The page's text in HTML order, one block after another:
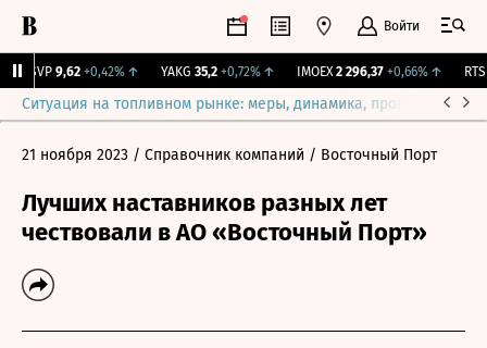
Войти
BISVP 9,62 +0,42%↑ YAKG 35,2 +0,72%↑ IMOEX 2 296,37 +0,66%↑ RTSI
Ситуация на топливном рынке: меры, динамика, прогнозы
21 ноября 2023 / Справочник компаний / Восточный Порт
Лучших наставников разных лет
чествовали в АО «Восточный Порт»